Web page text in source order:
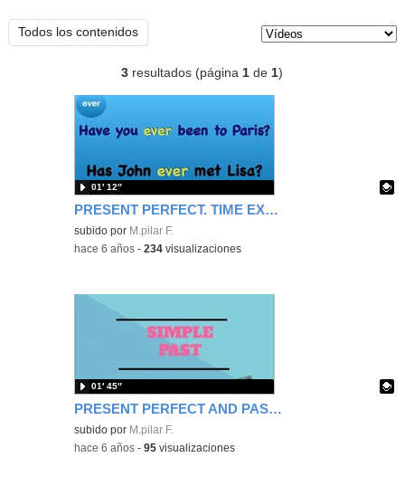
Todos los contenidos
3 resultados (página1 de1)
PRESENT PERFECT. TIME EXPRESSIONS
Contenido educativo.
subido por M.pilar F.
01′ 12″
-hace 6 años -234 visualizaciones
PRESENT PERFECT AND PAST SIMPLE
Contenido educativo.
subido por M.pilar F.
01′ 45″
-hace 6 años -95 visualizaciones